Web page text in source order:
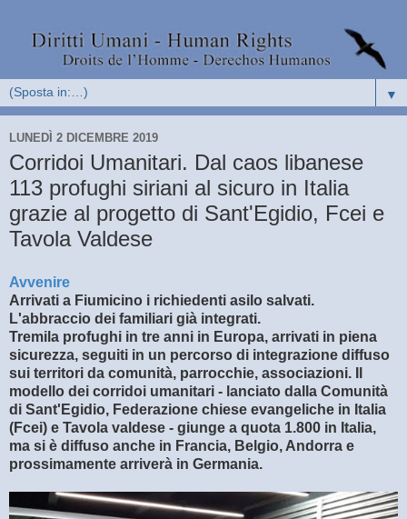
▼
LUNEDÌ 2 DICEMBRE 2019
Corridoi Umanitari. Dal caos libanese
113 profughi siriani al sicuro in Italia
grazie al progetto di Sant'Egidio, Fcei e
Tavola Valdese
Avvenire
Arrivati a Fiumicino i richiedenti asilo salvati.
L'abbraccio dei familiari già integrati.
Tremila profughi in tre anni in Europa, arrivati in piena
sicurezza, seguiti in un percorso di integrazione diffuso
sui territori da comunità, parrocchie, associazioni. Il
modello dei corridoi umanitari - lanciato dalla Comunità
di Sant'Egidio, Federazione chiese evangeliche in Italia
(Fcei) e Tavola valdese - giunge a quota 1.800 in Italia,
ma si è diffuso anche in Francia, Belgio, Andorra e
prossimamente arriverà in Germania.